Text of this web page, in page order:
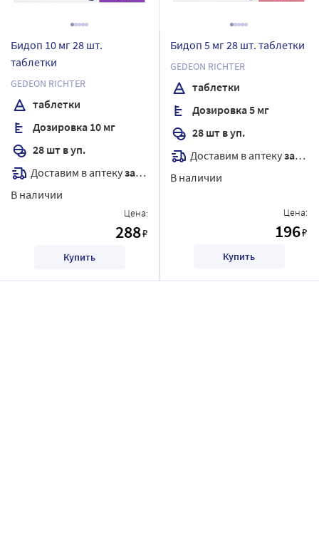
Бидоп 10 мг 28 шт.
таблетки
GEDEON RICHTER
таблетки
Дозировка 10 мг
28 шт в уп.
Доставим в аптекузавтра
В наличии
Цена:
288₽
Купить
Бидоп 5 мг 28 шт. таблетки
GEDEON RICHTER
таблетки
Дозировка 5 мг
28 шт в уп.
Доставим в аптекузавтра
В наличии
Цена:
196₽
Купить